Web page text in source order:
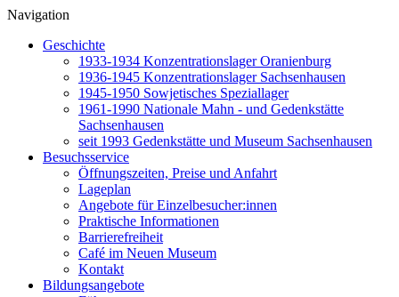
Navigation
Geschichte
1933-1934 Konzentrationslager Oranienburg
1936-1945 Konzentrationslager Sachsenhausen
1945-1950 Sowjetisches Speziallager
1961-1990 Nationale Mahn - und Gedenkstätte
Sachsenhausen
seit 1993 Gedenkstätte und Museum Sachsenhausen
Besuchsservice
Öffnungszeiten, Preise und Anfahrt
Lageplan
Angebote für Einzelbesucher:innen
Praktische Informationen
Barrierefreiheit
Café im Neuen Museum
Kontakt
Bildungsangebote